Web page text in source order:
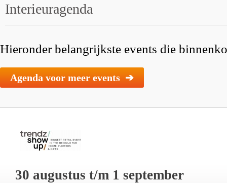
Interieuragenda
Hieronder belangrijkste events die
Agenda voor meer events ➔
30 augustus t/m 1 september